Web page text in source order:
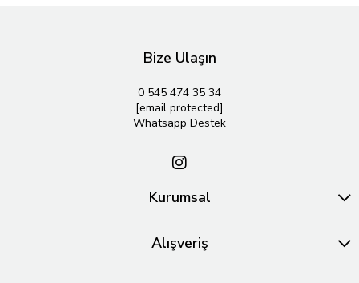
Bize Ulaşın
0 545 474 35 34
[email protected]
Whatsapp Destek
Kurumsal
Alışveriş